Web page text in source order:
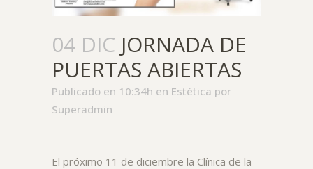
04 DIC JORNADA DE
PUERTAS ABIERTAS
Publicado en 10:34h en Estética por
Superadmin
El próximo 11 de diciembre la Clínica de la